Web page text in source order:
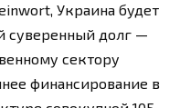
Украина будет
суверенный долг —
сектору
финансирование в